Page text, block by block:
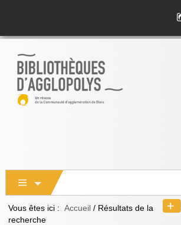
Vous êtes ici : Accueil / Résultats de la
recherche